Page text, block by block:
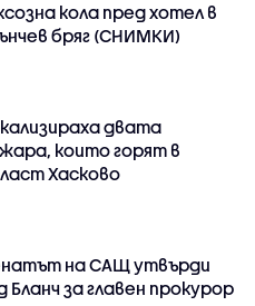
кола пред хотел в
бряг (СНИМКИ)
двата
които горят в
Хасково
на САЩ утвърди
Бланч за главен прокурор